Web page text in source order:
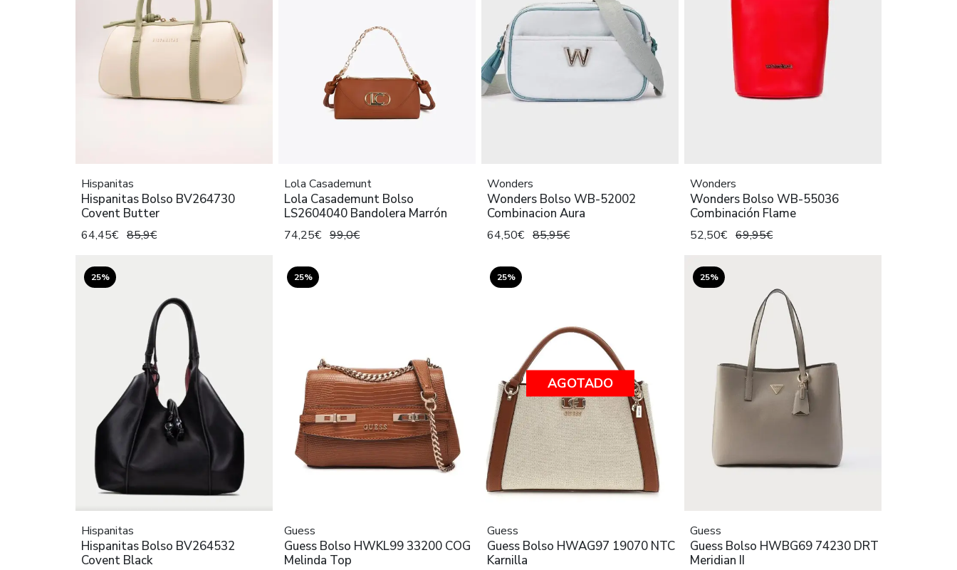
Hispanitas
Hispanitas Bolso BV264730
Covent Butter
64,45€ 85,9€
Lola Casademunt
Lola Casademunt Bolso
LS2604040 Bandolera Marrón
74,25€ 99,0€
Wonders
Wonders Bolso WB-52002
Combinacion Aura
64,50€ 85,95€
Wonders
Wonders Bolso WB-55036
Combinación Flame
52,50€ 69,95€
25%
Hispanitas
Hispanitas Bolso BV264532
Covent Black
25%
Guess
Guess Bolso HWKL99 33200 COG
Melinda Top
25%
AGOTADO
Guess
Guess Bolso HWAG97 19070 NTC
Karnilla
25%
Guess
Guess Bolso HWBG69 74230 DRT
Meridian II